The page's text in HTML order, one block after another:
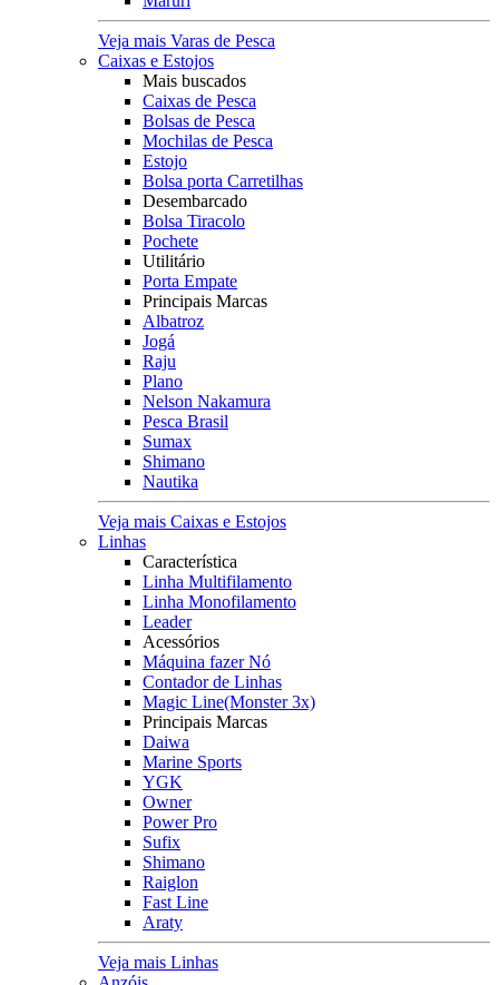
Veja mais Varas de Pesca
Caixas e Estojos
Mais buscados
Caixas de Pesca
Bolsas de Pesca
Mochilas de Pesca
Estojo
Bolsa porta Carretilhas
Desembarcado
Bolsa Tiracolo
Pochete
Utilitário
Porta Empate
Principais Marcas
Albatroz
Jogá
Raju
Plano
Nelson Nakamura
Pesca Brasil
Sumax
Shimano
Nautika
Veja mais Caixas e Estojos
Linhas
Característica
Linha Multifilamento
Linha Monofilamento
Leader
Acessórios
Máquina fazer Nó
Contador de Linhas
Magic Line(Monster 3x)
Principais Marcas
Daiwa
Marine Sports
YGK
Owner
Power Pro
Sufix
Shimano
Raiglon
Fast Line
Araty
Veja mais Linhas